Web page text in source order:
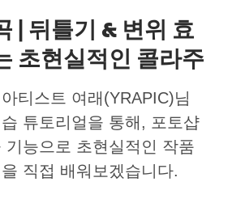
| 뒤틀기 & 변위 효
초현실적인 콜라주
티스트 여래(YRAPIC)님
튜토리얼을 통해, 포토샵
기능으로 초현실적인 작품
직접 배워보겠습니다.